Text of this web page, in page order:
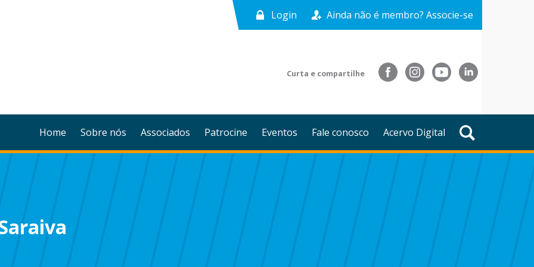
Login Ainda não é membro? Associe-se
Curta e compartilhe
Home Sobre nós Associados Patrocine Eventos Fale conosco Acervo Digital